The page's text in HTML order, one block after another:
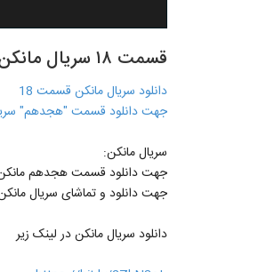
قسمت ۱۸ سریال مانکن(کامل) (رایگان)|مانکن قسمت هجدهم- -- -
دانلود سریال مانکن قسمت 18
جهت دانلود قسمت "هجدهم"
سریال مانکن:
جهت دانلود قسمت هجدهم
جهت دانلود و تماشای سریال
دانلود سریال مانکن در لینک زیر